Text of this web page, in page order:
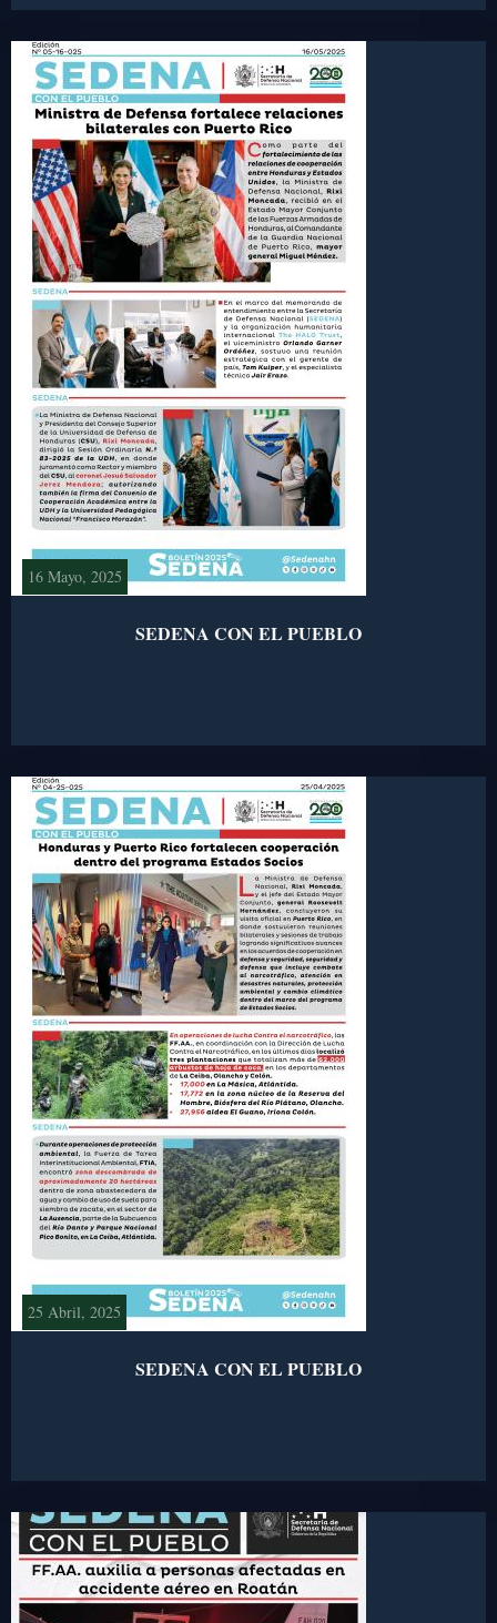
16 Mayo, 2025
SEDENA CON EL PUEBLO
25 Abril, 2025
SEDENA CON EL PUEBLO